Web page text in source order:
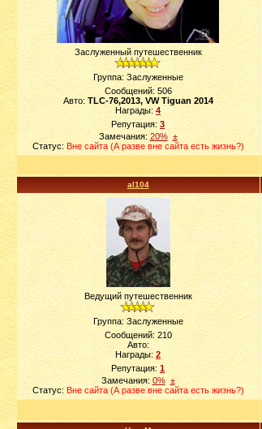
Заслуженный путешественник
Группа: Заслуженные
Сообщений: 506
Авто: TLC-76,2013, VW Tiguan 2014
Награды: 4
Репутация:3
Замечания: 20% ±
Статус: Вне сайта (А разве вне сайта есть жизнь?)
al104
Ведущий путешественник
Группа: Заслуженные
Сообщений: 210
Авто:
Награды: 2
Репутация: 1
Замечания: 0% ±
Статус: Вне сайта (А разве вне сайта есть жизнь?)